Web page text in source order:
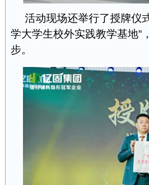
活动现场还举行了授牌仪
学大学生校外实践教学基地”
步。